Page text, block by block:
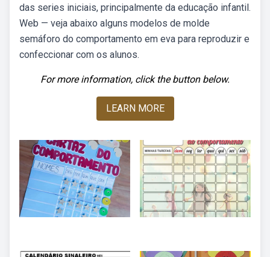
das series iniciais, principalmente da educação infantil.
Web — veja abaixo alguns modelos de molde
semáforo do comportamento em eva para reproduzir e
confeccionar com os alunos.
For more information, click the button below.
LEARN MORE